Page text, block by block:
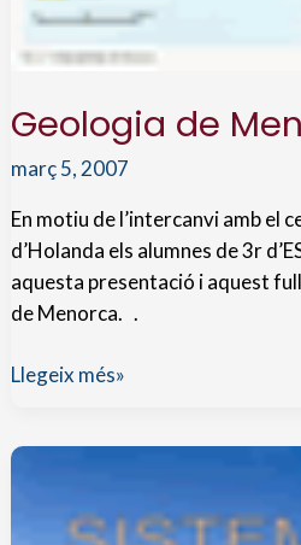
Geologia de
març 5, 2007
En motiu de l’intercanvi amb el
d’Holanda els alumnes de 3r
aquesta presentació i aquest
de Menorca. .
Geologia
Llegeix més»